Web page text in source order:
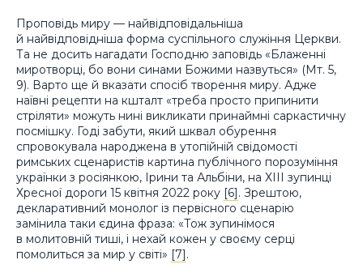
Проповідь миру — найвідповідальніша
й найвідповідніша форма суспільного служіння Церкви.
Та не досить нагадати Господню заповідь «Блаженні
миротворці, бо вони синами Божими назвуться» (Мт. 5,
9). Варто ще й вказати спосіб творення миру. Адже
наївні рецепти на кшталт «треба просто припинити
стріляти» можуть нині викликати принаймні саркастичну
посмішку. Годі забути, який шквал обурення
спровокувала народжена в утопійній свідомості
римських сценаристів картина публічного порозуміння
українки з росіянкою, Ірини та Альбіни, на ХІІІ зупинці
Хресної дороги 15 квітня 2022 року [6]. Зрештою,
декларативний монолог із первісного сценарію
замінила таки єдина фраза: «Тож зупинімося
в молитовній тиші, і нехай кожен у своєму серці
помолиться за мир у світі» [7].